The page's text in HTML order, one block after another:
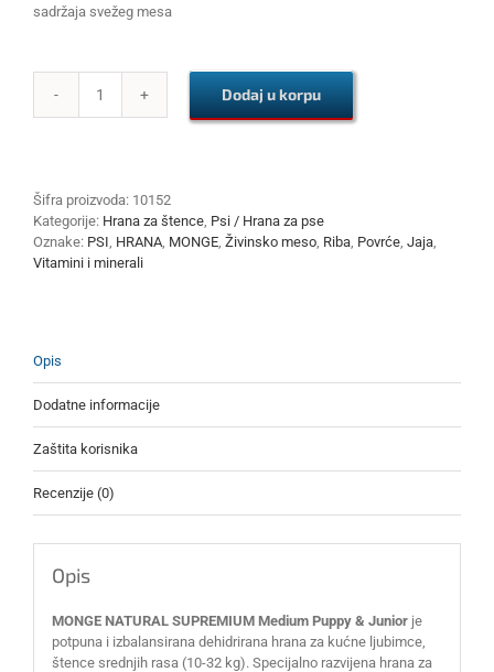
sadržaja svežeg mesa
MONGE
&
Junior
piletina
3kg
Dodaj u korpu
Šifra proizvoda: 10152
Kategorije: Hrana za štence Psi / Hrana za pse
Oznake: PSI HRANA MONGE Živinsko meso Riba Povrće Jaja
Vitamini i minerali
Opis
Dodatne informacije
Zaštita korisnika
Recenzije (0)
Opis
MONGE NATURAL SUPREMIUM Medium Puppy & Juniorje
potpuna i izbalansirana dehidrirana hrana za kućne ljubimce,
štence srednjih rasa (10-32 kg). Specijalno razvijena hrana za